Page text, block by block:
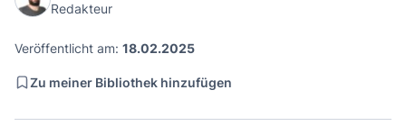
Redakteur
Veröffentlicht am: 18.02.2025
Zu meiner Bibliothek hinzufügen